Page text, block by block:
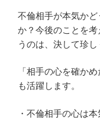
不倫相手が本気か
か？今後のことを
うのは、決して珍し
「相手の心を確か
も活躍します。
・不倫相手の心は本